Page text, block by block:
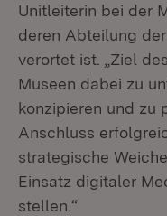
Unitleiterin bei der
deren Abteilung
verortet ist. „Ziel
Museen dabei zu
konzipieren und zu
Anschluss
strategische
Einsatz digitaler
stellen.“